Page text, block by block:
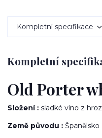
Kompletní specifikace
Kompletní
Old Porter
Složení : sladké víno z
Země původu : Španělsko